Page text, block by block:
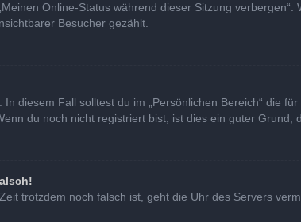
Online-Status während dieser Sitzung
Besucher gezählt.
diesem Fall solltest du im „Persönlichen Bereich“ die
du noch nicht registriert bist, ist dies ein guter Grund,
trotzdem noch falsch ist, geht die Uhr des Servers